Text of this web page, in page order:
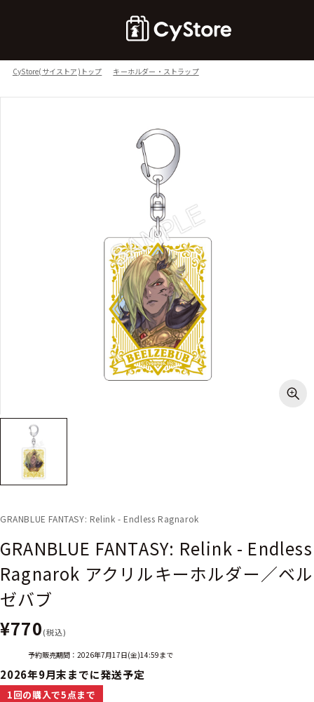
CyStore(サイストア)トップ キーホルダー・ストラップ
GRANBLUE FANTASY: Relink - Endless Ragnarok
GRANBLUE FANTASY: Relink - Endless
Ragnarok アクリルキーホルダー／ベル
ゼバブ
¥770(税込)
予約販売期間：2026年7月17日(金)14:59まで
2026年9月末までに発送予定
1回の購入で5点まで